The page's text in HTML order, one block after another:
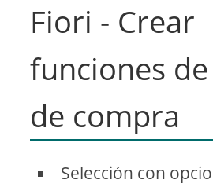
Fiori - Crear
funciones
de compra
Selección con